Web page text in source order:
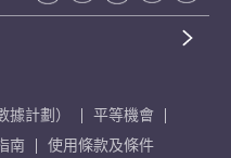
計劃）
平等機會
南 使用條款及條件